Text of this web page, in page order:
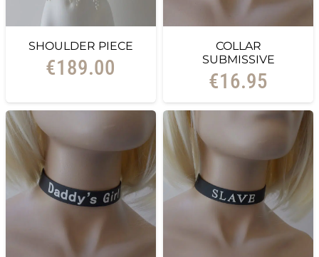
SHOULDER PIECE
€189.00
COLLAR
SUBMISSIVE
€16.95